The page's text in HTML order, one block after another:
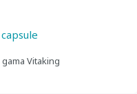
Vitaking